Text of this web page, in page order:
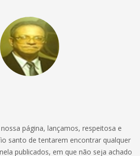
página, lançamos, respeitosa e
santo de tentarem encontrar qualquer
publicados, em que não seja achado